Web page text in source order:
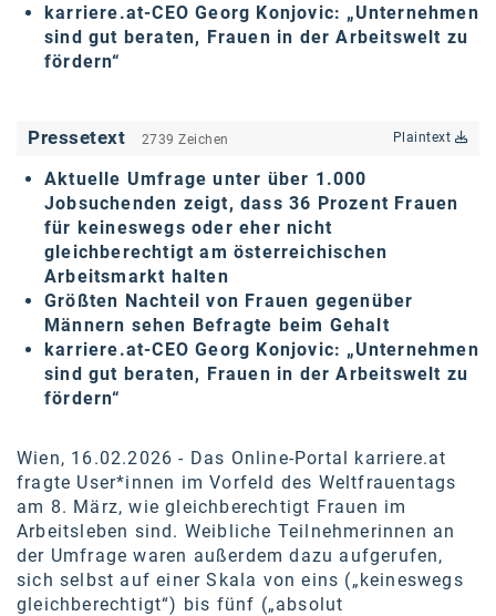
LWND
Mastercard
Neudoerfler
OBI
Oral-B
PAYBACK
Planted
P&G
RIC
Schiefer Rechtsanwälte
Security KAG
karriere.at-CEO Georg Konjovic: „Unternehmen
sind gut beraten, Frauen in der Arbeitswelt zu
fördern“
Pressetext 2739 Zeichen Plaintext
Aktuelle Umfrage unter über 1.000
Jobsuchenden zeigt, dass 36 Prozent Frauen
für keineswegs oder eher nicht
gleichberechtigt am österreichischen
Arbeitsmarkt halten
Größten Nachteil von Frauen gegenüber
Männern sehen Befragte beim Gehalt
karriere.at-CEO Georg Konjovic: „Unternehmen
sind gut beraten, Frauen in der Arbeitswelt zu
fördern“
Wien, 16.02.2026 - Das Online-Portal karriere.at
fragte User*innen im Vorfeld des Weltfrauentags
am 8. März, wie gleichberechtigt Frauen im
Arbeitsleben sind. Weibliche Teilnehmerinnen an
der Umfrage waren außerdem dazu aufgerufen,
sich selbst auf einer Skala von eins („keineswegs
gleichberechtigt“) bis fünf („absolut